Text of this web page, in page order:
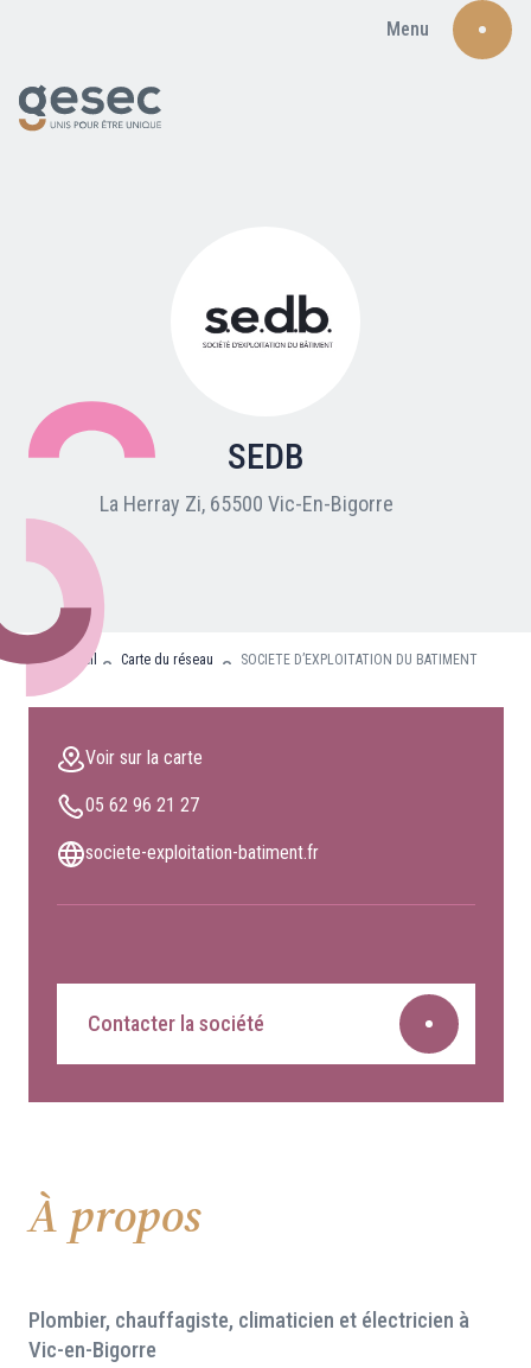
Menu
Nos adhérents
Carte du réseau
Nos partenaires
Clients professionnels
Nous contacter
SEDB
La Herray Zi, 65500 Vic-En-Bigorre
Accueil Carte du réseau SOCIETE D’EXPLOITATION DU BATIMENT
Voir sur la carte
05 62 96 21 27
societe-exploitation-batiment.fr
Contacter la société
À propos
Plombier, chauffagiste, climaticien et électricien à
Vic-en-Bigorre